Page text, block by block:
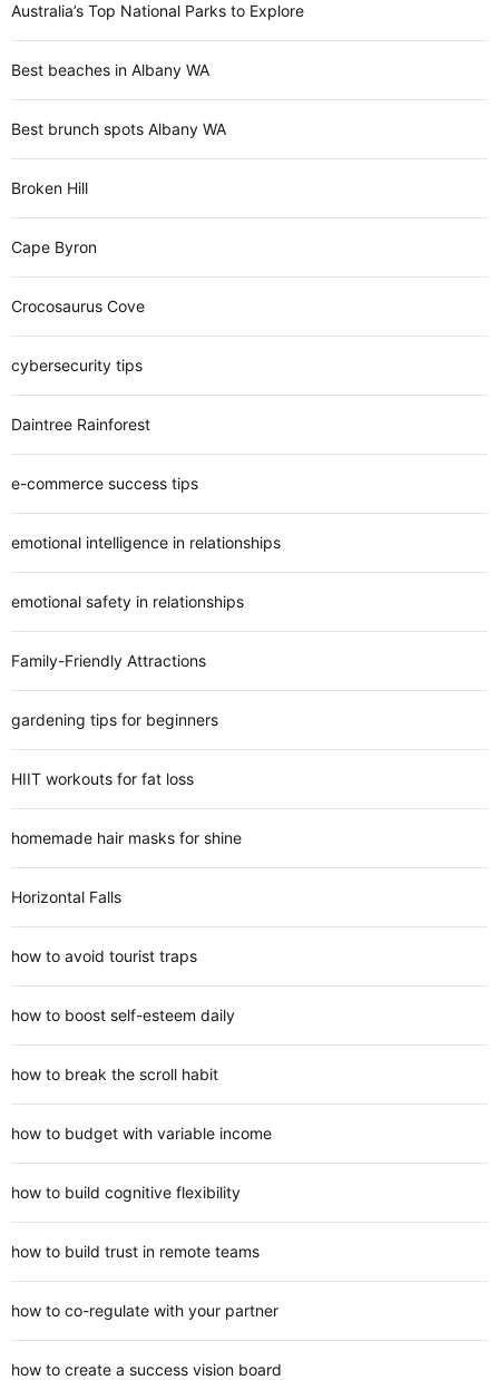
Australia’s Top National Parks to Explore
Best beaches in Albany WA
Best brunch spots Albany WA
Broken Hill
Cape Byron
Crocosaurus Cove
cybersecurity tips
Daintree Rainforest
e-commerce success tips
emotional intelligence in relationships
emotional safety in relationships
Family-Friendly Attractions
gardening tips for beginners
HIIT workouts for fat loss
homemade hair masks for shine
Horizontal Falls
how to avoid tourist traps
how to boost self-esteem daily
how to break the scroll habit
how to budget with variable income
how to build cognitive flexibility
how to build trust in remote teams
how to co-regulate with your partner
how to create a success vision board